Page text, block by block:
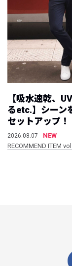
【吸水速乾、
るetc.】シーン
セットアップ！
2026.08.07
NEW
RECOMMEND ITEM